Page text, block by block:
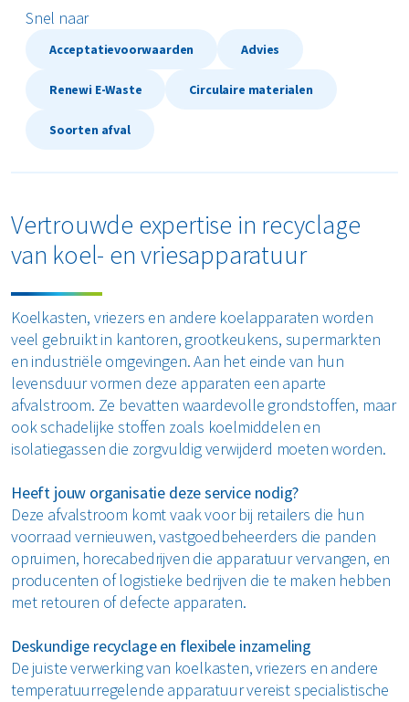
Textiel
Snel naar
Acceptatievoorwaarden Advies
Renewi E-Waste Circulaire materialen
Soorten afval
Vertrouwde expertise in recyclage
van koel- en vriesapparatuur
Koelkasten, vriezers en andere koelapparaten worden
veel gebruikt in kantoren, grootkeukens, supermarkten
en industriële omgevingen. Aan het einde van hun
levensduur vormen deze apparaten een aparte
afvalstroom. Ze bevatten waardevolle grondstoffen, maar
ook schadelijke stoffen zoals koelmiddelen en
isolatiegassen die zorgvuldig verwijderd moeten worden.
Heeft jouw organisatie deze service nodig?
Deze afvalstroom komt vaak voor bij retailers die hun
voorraad vernieuwen, vastgoedbeheerders die panden
opruimen, horecabedrijven die apparatuur vervangen, en
producenten of logistieke bedrijven die te maken hebben
met retouren of defecte apparaten.
Deskundige recyclage en flexibele inzameling
De juiste verwerking van koelkasten, vriezers en andere
temperatuurregelende apparatuur vereist specialistische